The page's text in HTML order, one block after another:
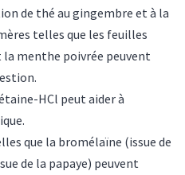
de thé au gingembre et à la
telles que les feuilles
menthe poivrée peuvent
HCl peut aider à
que la bromélaïne (issue de
de la papaye) peuvent